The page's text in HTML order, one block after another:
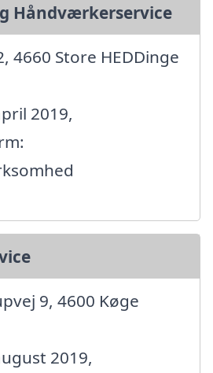
Håndværkerservice
Store HEDDinge
2019,
9, 4600 Køge
2019,